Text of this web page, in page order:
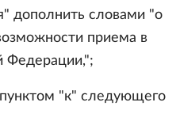
дополнить словами "о
приема в
Федерации,";
"к" следующего